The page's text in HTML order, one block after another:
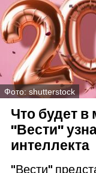
Фото: shutterstock
Что будет в
"Вести"
интеллекта
"Вести"